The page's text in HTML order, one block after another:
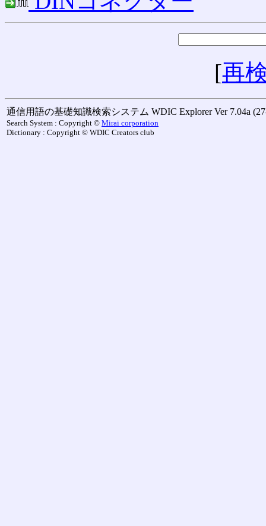
[再
通信用語の基礎知識検索システム WDIC Explorer Ver 7.04a
Search System : Copyright © Mirai corporation
Dictionary : Copyright © WDIC Creators club